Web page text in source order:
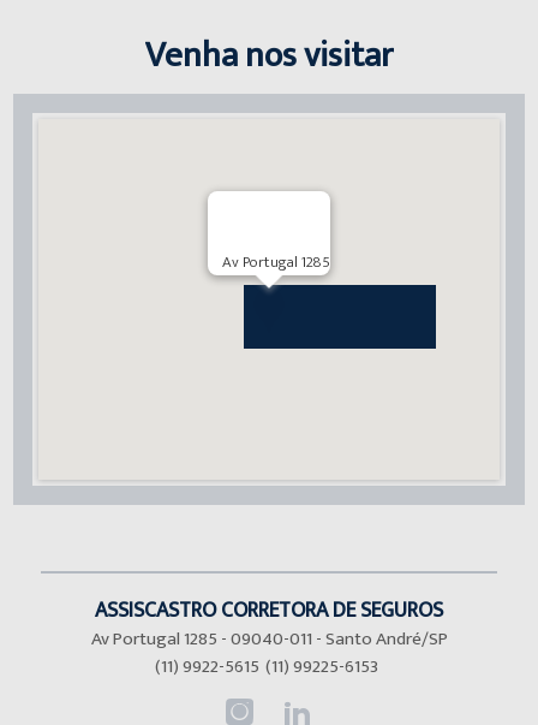
Venha nos visitar
Av Portugal 1285
ASSISCASTRO CORRETORA DE SEGUROS
Av Portugal 1285 - 09040-011 - Santo André/SP
(11) 9922-5615 (11) 99225-6153